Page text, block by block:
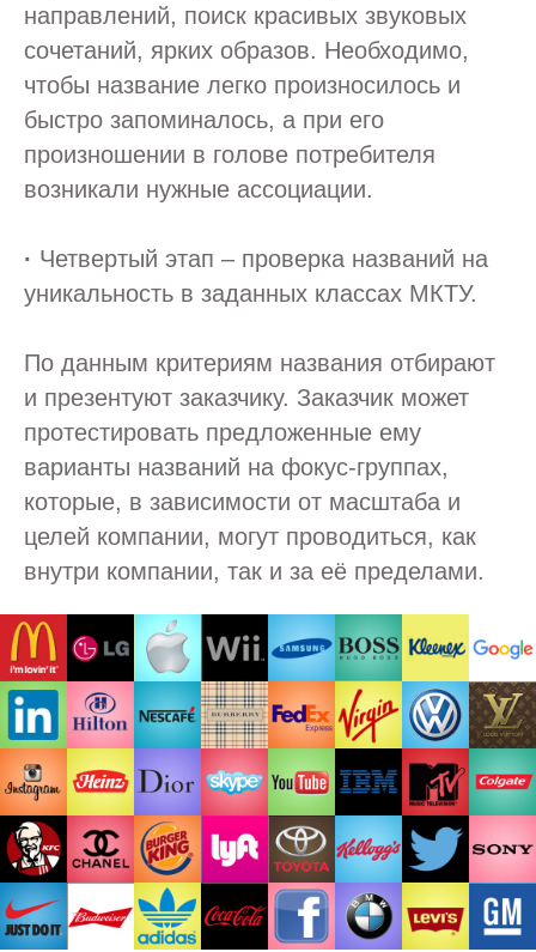
направлений, поиск красивых звуковых
сочетаний, ярких образов. Необходимо,
чтобы название легко произносилось и
быстро запоминалось, а при его
произношении в голове потребителя
возникали нужные ассоциации.
· Четвертый этап – проверка названий на
уникальность в заданных классах МКТУ.
По данным критериям названия отбирают
и презентуют заказчику. Заказчик может
протестировать предложенные ему
варианты названий на фокус-группах,
которые, в зависимости от масштаба и
целей компании, могут проводиться, как
внутри компании, так и за её пределами.